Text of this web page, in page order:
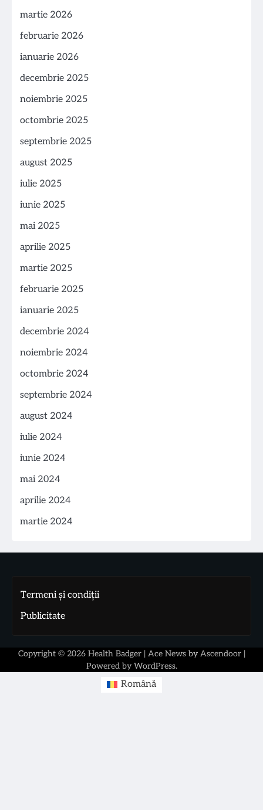
martie 2026
februarie 2026
ianuarie 2026
decembrie 2025
noiembrie 2025
octombrie 2025
septembrie 2025
august 2025
iulie 2025
iunie 2025
mai 2025
aprilie 2025
martie 2025
februarie 2025
ianuarie 2025
decembrie 2024
noiembrie 2024
octombrie 2024
septembrie 2024
august 2024
iulie 2024
iunie 2024
mai 2024
aprilie 2024
martie 2024
Termeni și condiții
Publicitate
Copyright © 2026 Health Badger| Ace News by Ascendoor|
Powered by WordPress.
Română